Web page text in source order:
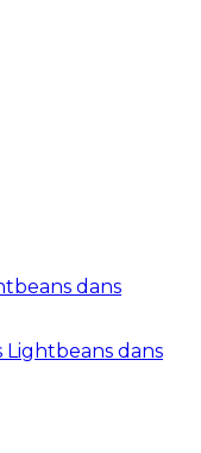
dans
dans